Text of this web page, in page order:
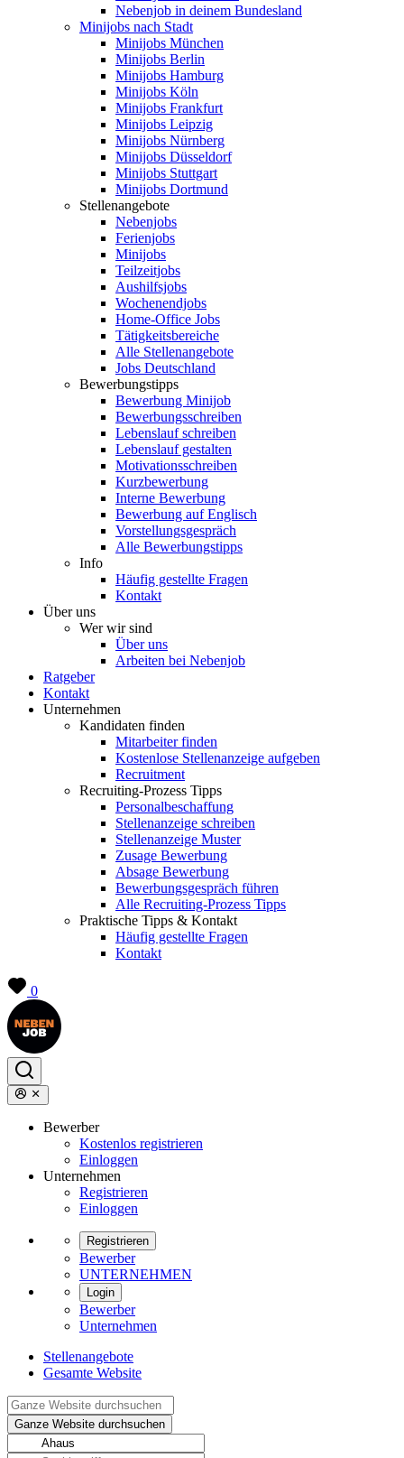
Nebenjob in deinem Bundesland
Minijobs nach Stadt
Minijobs München
Minijobs Berlin
Minijobs Hamburg
Minijobs Köln
Minijobs Frankfurt
Minijobs Leipzig
Minijobs Nürnberg
Minijobs Düsseldorf
Minijobs Stuttgart
Minijobs Dortmund
Stellenangebote
Nebenjobs
Ferienjobs
Minijobs
Teilzeitjobs
Aushilfsjobs
Wochenendjobs
Home-Office Jobs
Tätigkeitsbereiche
Alle Stellenangebote
Jobs Deutschland
Bewerbungstipps
Bewerbung Minijob
Bewerbungsschreiben
Lebenslauf schreiben
Lebenslauf gestalten
Motivationsschreiben
Kurzbewerbung
Interne Bewerbung
Bewerbung auf Englisch
Vorstellungsgespräch
Alle Bewerbungstipps
Info
Häufig gestellte Fragen
Kontakt
Über uns
Wer wir sind
Über uns
Arbeiten bei Nebenjob
Ratgeber
Kontakt
Unternehmen
Kandidaten finden
Mitarbeiter finden
Kostenlose Stellenanzeige aufgeben
Recruitment
Recruiting-Prozess Tipps
Personalbeschaffung
Stellenanzeige schreiben
Stellenanzeige Muster
Zusage Bewerbung
Absage Bewerbung
Bewerbungsgespräch führen
Alle Recruiting-Prozess Tipps
Praktische Tipps & Kontakt
Häufig gestellte Fragen
Kontakt
0
Bewerber
Kostenlos registrieren
Einloggen
Unternehmen
Registrieren
Einloggen
Registrieren
Bewerber
UNTERNEHMEN
Login
Bewerber
Unternehmen
Stellenangebote
Gesamte Website